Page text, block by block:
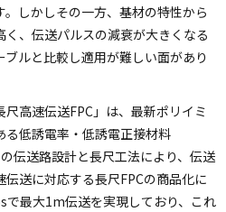
しかしその一方、基材の特性から
、伝送パルスの減衰が大きくなる
ルと比較し適用が難しい面があり
高速伝送FPC」は、最新ポリイミ
る低誘電率・低誘電正接材料
伝送路設計と長尺工法により、伝送
送に対応する長尺FPCの商品化に
で最大1m伝送を実現しており、これ